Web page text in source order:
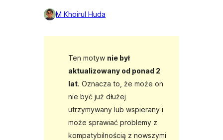
M Khoirul Huda
Ten motyw nie był
aktualizowany od ponad 2
lat. Oznacza to, że może on
nie być już dłużej
utrzymywany lub wspierany i
może sprawiać problemy z
kompatybilnością z nowszymi